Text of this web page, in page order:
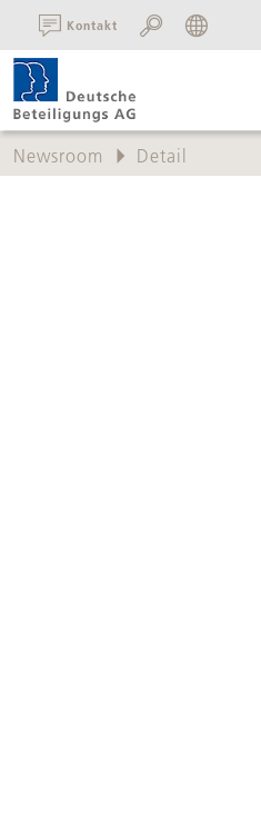
SUCHE:
Kontakt
Newsroom Detail